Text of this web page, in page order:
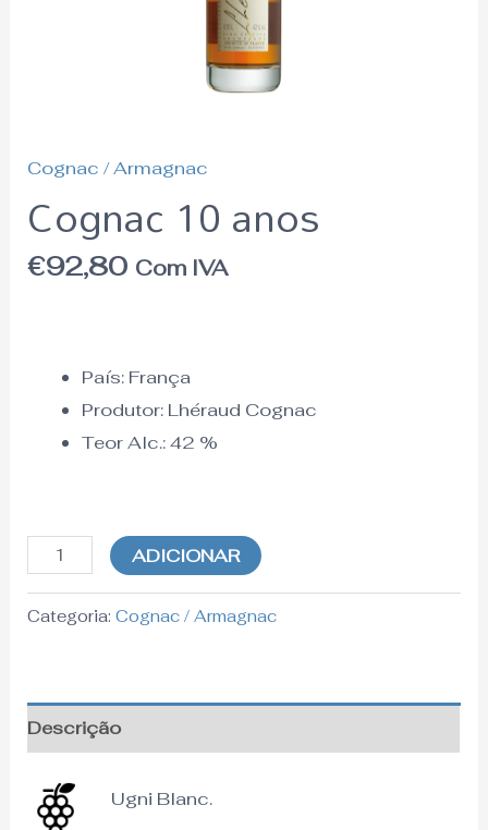
Cognac / Armagnac
Cognac 10 anos
€92,80 Com IVA
País: França
Produtor: Lhéraud Cognac
Teor Alc.: 42 %
ADICIONAR
Categoria:Cognac / Armagnac
Descrição
Ugni Blanc.